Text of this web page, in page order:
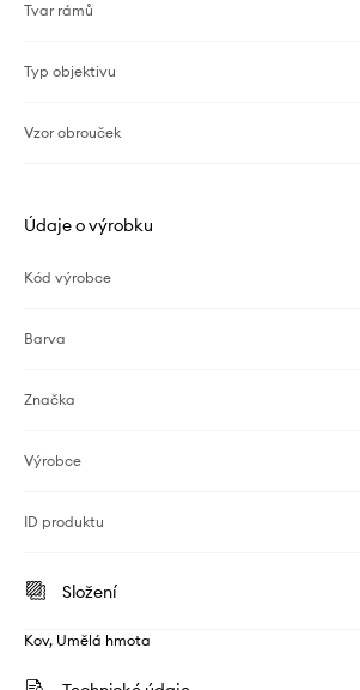
Tvar rámů
Typ objektivu
Vzor obrouček
Údaje o výrobku
Kód výrobce
Barva
Značka
Výrobce
ID produktu
Složení
Kov, Umělá hmota